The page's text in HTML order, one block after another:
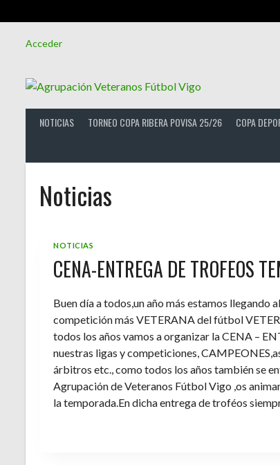
Acceder
NOTICIAS TORNEO COPA RIBERA POVISA 25/26 COPA
Noticias
NOTICIAS
CENA-ENTREGA DE TROFEOS
Buen día a todos,un año más estamos llegando
competición más VETERANA del fútbol
todos los años vamos a organizar la CENA –
nuestras ligas y competiciones,
árbitros etc., como todos los años también se
Agrupación de Veteranos Fútbol Vigo ,os
la temporada.En dicha entrega de troféos